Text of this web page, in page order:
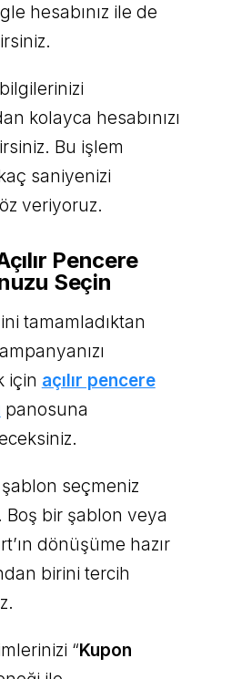
hesabınız ile de
kolayca hesabınızı
Bu işlem
saniyenizi
veriyoruz.
Pencere
Seçin
tamamladıktan
için açılır pencere
panosuna
seçmeniz
Boş bir şablon veya
dönüşüme hazır
birini tercih
“Kupon